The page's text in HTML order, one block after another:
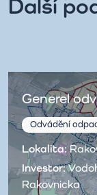
Další
Generel
Odvádění
Lokalita:
Investor:
Rakovnicka